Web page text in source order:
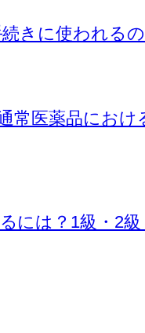
きに使われる
常医薬品におけ
には？1級・2